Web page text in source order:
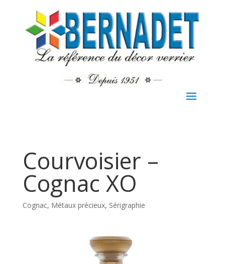
Courvoisier –
Cognac XO
Cognac, Métaux précieux, Sérigraphie